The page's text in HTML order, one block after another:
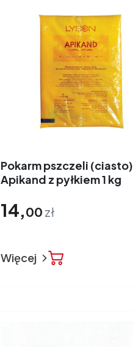
Pokarm pszczeli (ciasto)
Apikand z pyłkiem 1 kg
14,00 zł
Więcej